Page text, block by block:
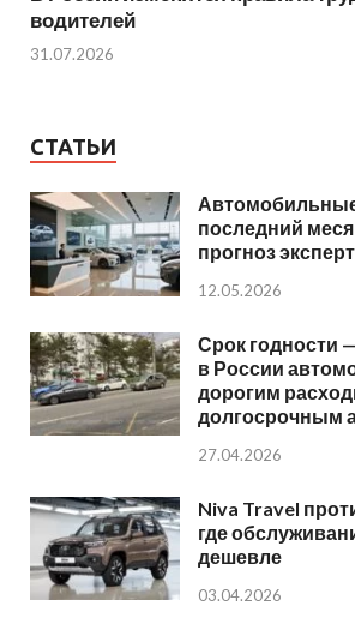
водителей
31.07.2026
СТАТЬИ
последний
прогноз
12.05.2026
Срок годности
в России
дорогим
долгосрочным
27.04.2026
Niva Travel
где
дешевле
03.04.2026